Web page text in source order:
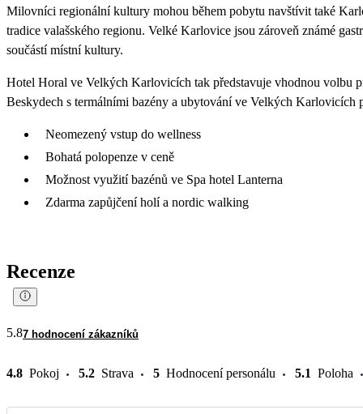
Milovníci regionální kultury mohou během pobytu navštívit také
tradice valašského regionu. Velké Karlovice jsou zároveň známé
součástí místní kultury.
Hotel Horal ve Velkých Karlovicích tak představuje vhodnou volbu
Beskydech s termálními bazény a ubytování ve Velkých Karlovicích
Neomezený vstup do wellness
Bohatá polopenze v ceně
Možnost využití bazénů ve Spa hotel Lanterna
Zdarma zapůjčení holí a nordic walking
Recenze
5.87 hodnocení zákazníků
4.8 Pokoj 5.2 Strava 5 Hodnocení personálu 5.1 Poloha